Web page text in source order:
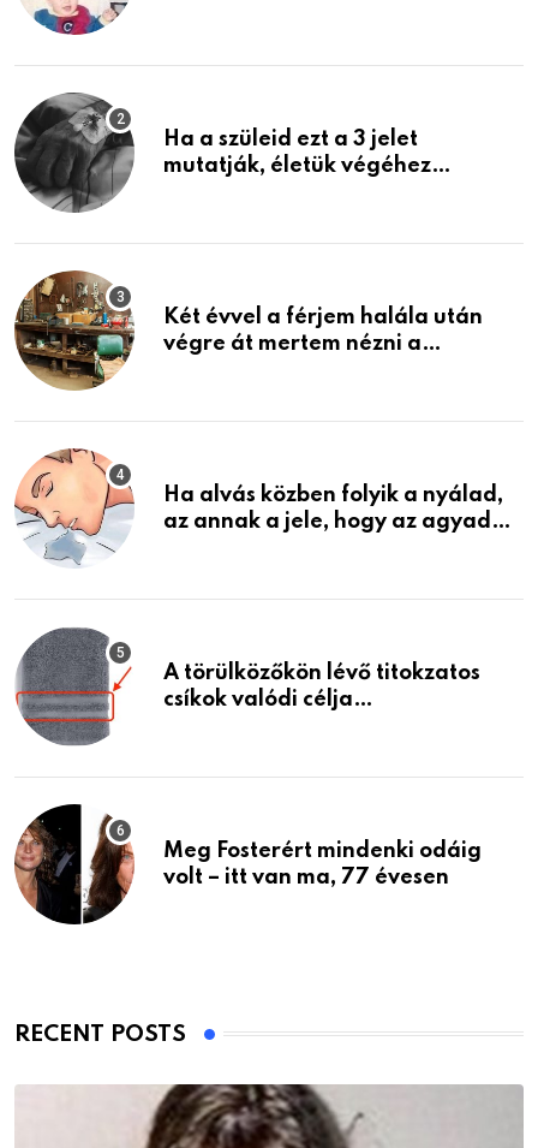
Ha a szüleid ezt a 3 jelet
mutatják, életük végéhez
Két évvel a férjem halála után
végre át mertem nézni a
életemet
Ha alvás közben folyik a nyálad,
az annak a jele, hogy az agyad…
A törülközőkön lévő titokzatos
csíkok valódi célja…
Meg Fosterért mindenki odáig
volt – itt van ma, 77 évesen
RECENT POSTS